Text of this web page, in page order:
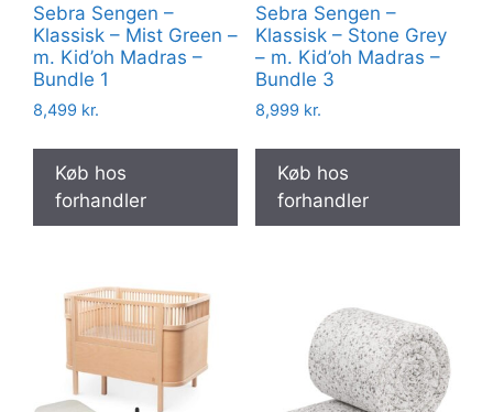
Sebra Sengen –
Klassisk – Mist Green –
m. Kid’oh Madras –
Bundle 1
8,499 kr.
Køb hos
forhandler
Sebra Sengen –
Klassisk – Stone Grey
– m. Kid’oh Madras –
Bundle 3
8,999 kr.
Køb hos
forhandler